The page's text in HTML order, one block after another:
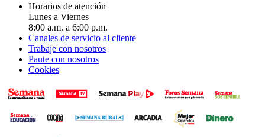
Horarios de atención
Lunes a Viernes
8:00 a.m. a 6:00 p.m.
Canales de servicio al cliente
Trabaje con nosotros
Paute con nosotros
Cookies